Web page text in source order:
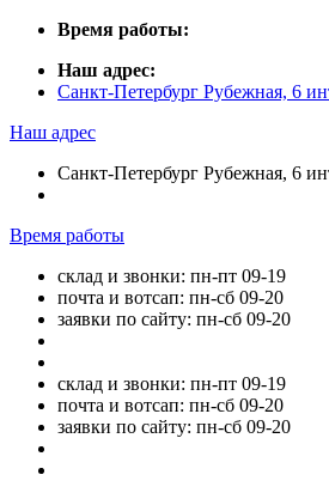
Время работы:
Наш адрес:
Санкт-Петербург Рубежная, 6
Наш адрес
Санкт-Петербург Рубежная, 6
Время работы
склад и звонки: пн-пт 09-19
почта и вотсап: пн-сб 09-20
заявки по сайту: пн-сб 09-20
склад и звонки: пн-пт 09-19
почта и вотсап: пн-сб 09-20
заявки по сайту: пн-сб 09-20